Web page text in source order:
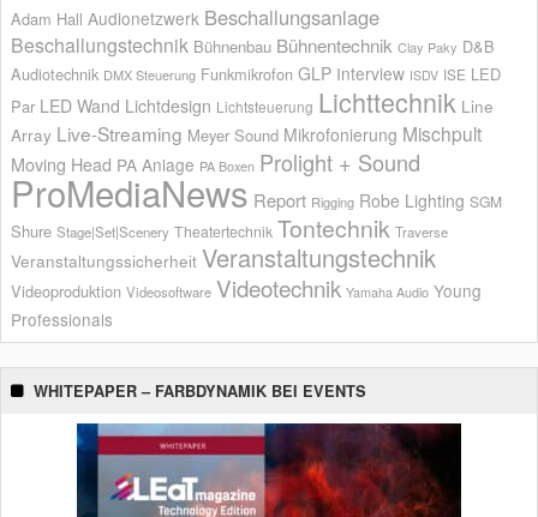
Adam Hall Audionetzwerk Beschallungsanlage
Beschallungstechnik Bühnenbau Bühnentechnik Clay Paky D&B
Audiotechnik DMX Steuerung Funkmikrofon GLP Interview ISDV ISE LED
Par LED Wand Lichtdesign Lichtsteuerung Lichttechnik Line
Array Live-Streaming Meyer Sound Mikrofonierung Mischpult
Moving Head PA Anlage PA Boxen Prolight + Sound
ProMediaNews Report Rigging Robe Lighting SGM
Shure Stage|Set|Scenery Theatertechnik Tontechnik Traverse
Veranstaltungssicherheit Veranstaltungstechnik
Videoproduktion Videosoftware Videotechnik Yamaha Audio Young
Professionals
WHITEPAPER – FARBDYNAMIK BEI EVENTS